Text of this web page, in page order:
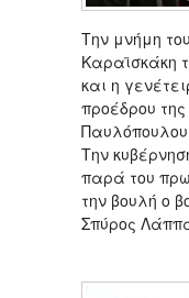
Την μνήμη
Καραϊσκάκη
και η
προέδρου
Την
παρά του
την βουλή ο
Σπύρος